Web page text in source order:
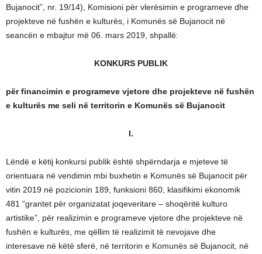
Bujanocit”, nr. 19/14), Komisioni për vlerësimin e programeve dhe
projekteve në fushën e kulturës, i Komunës së Bujanocit në
seancën e mbajtur më 06. mars 2019, shpallë:
KONKURS PUBLIK
për financimin e programeve vjetore dhe projekteve në fushën
e kulturës me seli në territorin e Komunës së Bujanocit
I.
Lëndë e këtij konkursi publik është shpërndarja e mjeteve të
orientuara në vendimin mbi buxhetin e Komunës së Bujanocit për
vitin 2019 në pozicionin 189, funksioni 860, klasifikimi ekonomik
481 “grantet për organizatat joqeveritare – shoqëritë kulturo
artistike”, për realizimin e programeve vjetore dhe projekteve në
fushën e kulturës, me qëllim të realizimit të nevojave dhe
interesave në këtë sferë, në territorin e Komunës së Bujanocit, në